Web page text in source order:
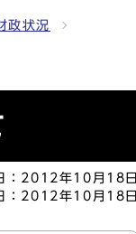
政状況
： 2012年10月18日
： 2012年10月18日